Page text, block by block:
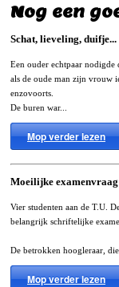
Nog een
Schat, lieveling, duifje...
Een ouder echtpaar nodigde
als de oude man zijn vrouw
enzovoorts.
De buren war...
Mop verder lezen
Moeilijke examenvraag
Vier studenten aan de T.U.
belangrijk schriftelijke
De betrokken hoogleraar,
Mop verder lezen